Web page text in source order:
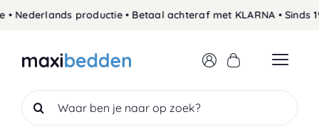
to
productie • Betaal achteraf met KLARNA • Sinds
Search
for: